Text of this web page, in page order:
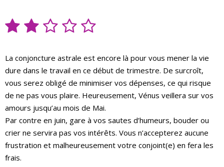
La conjoncture astrale est encore là pour vous mener la vie
dure dans le travail en ce début de trimestre. De surcroît,
vous serez obligé de minimiser vos dépenses, ce qui risque
de ne pas vous plaire. Heureusement, Vénus veillera sur vos
amours jusqu’au mois de Mai.
Par contre en juin, gare à vos sautes d’humeurs, bouder ou
crier ne servira pas vos intérêts. Vous n’accepterez aucune
frustration et malheureusement votre conjoint(e) en fera les
frais.